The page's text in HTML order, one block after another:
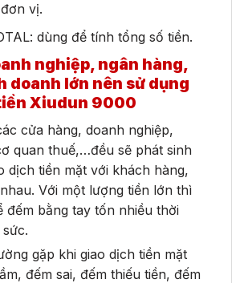
đơn vị.
dùng để tính tổng số tiền.
nghiệp, ngân hàng,
doanh lớn nên sử dụng
Xiudun 9000
cửa hàng, doanh nghiệp,
quan thuế,…đều sẽ phát sinh
dịch tiền mặt với khách hàng,
Với một lượng tiền lớn thì
đếm bằng tay tốn nhiều thời
gặp khi giao dịch tiền mặt
đếm sai, đếm thiếu tiền, đếm